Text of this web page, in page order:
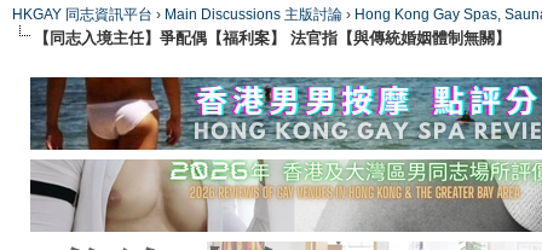
HKGAY 同志資訊平台 › Main Discussions 主版討論 › Hong Kong Gay Spas,
【同志入境主任】爭配偶【福利案】 法官指【與傳統婚姻體制無關】